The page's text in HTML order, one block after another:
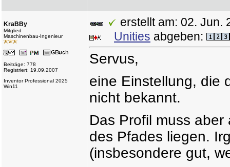
KraBBy
Mitglied
Maschinenbau-Ingenieur
Beiträge: 778
Registriert: 19.09.2007
Inventor Professional 2025
Win11
erstellt am: 02.
Unities abgeben:
Servus,
eine Einstellung, die
nicht bekannt.
Das Profil muss
des Pfades liegen.
(insbesondere gut,